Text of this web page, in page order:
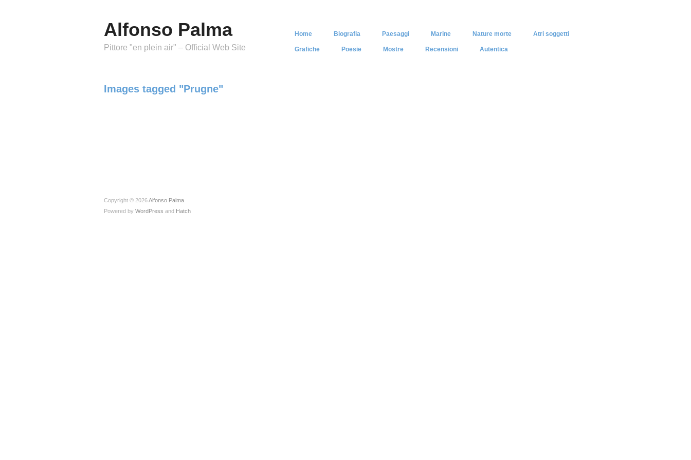
Alfonso Palma
Pittore "en plein air" – Official Web Site
Home Biografia Paesaggi Marine Nature morte Atri soggetti
Grafiche Poesie Mostre Recensioni Autentica
Images tagged "Prugne"
Copyright © 2026Alfonso Palma
Powered by WordPress and Hatch